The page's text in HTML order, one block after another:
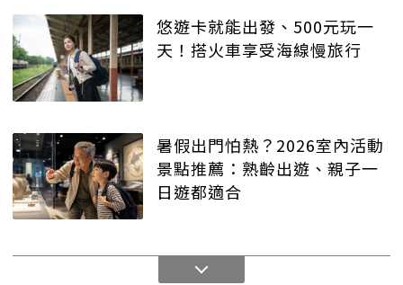
悠遊卡就能出發、500元玩一
天！搭火車享受海線慢旅行
暑假出門怕熱？2026室內活動
景點推薦：熟齡出遊、親子一
日遊都適合